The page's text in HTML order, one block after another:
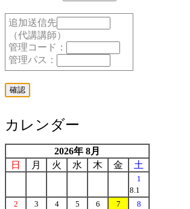
追加送信先
（代講講師）
管理コード：
管理パス：
カレンダー
2026年 8月
日
月 火 水 木 金 土
1
8.1
2
3
4
5
6
7
8